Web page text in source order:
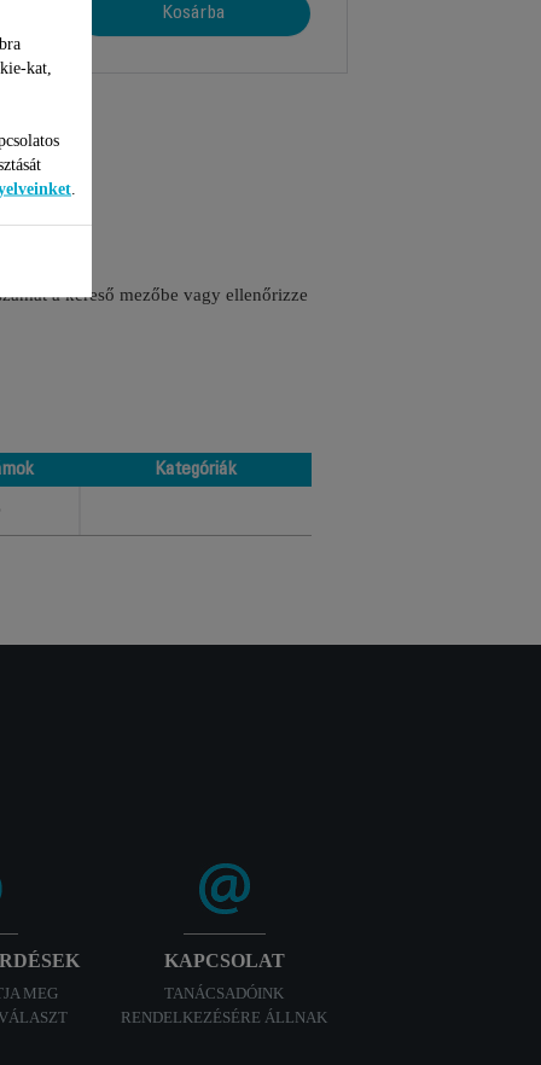
Kosárba
a kereső mezőbe vagy ellenőrizze
Kategóriák
MEG
KAPCSOLAT
TANÁCSADÓINK
RENDELKEZÉSÉRE ÁLLNAK
kat,